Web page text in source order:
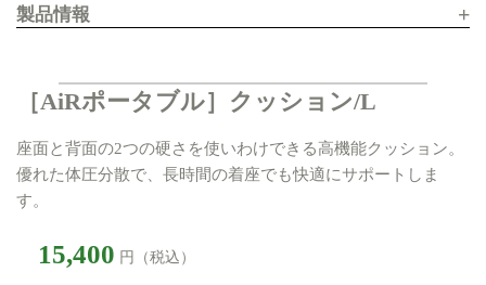
製品情報 +
［AiRポータブル］クッション/L
座面と背面の2つの硬さを使いわけできる高機能クッション。
優れた体圧分散で、長時間の着座でも快適にサポートしま
す。
15,400 円（税込）